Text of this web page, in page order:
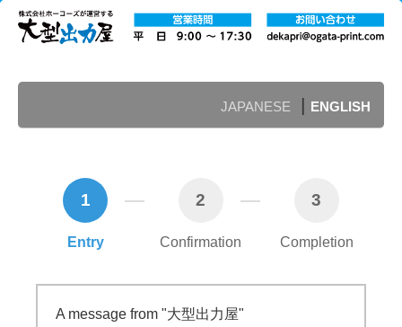
JAPANESE | ENGLISH
1
Entry
2
Confirmation
3
Completion
A message from "大型出力屋"